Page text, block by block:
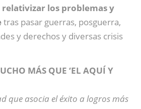
relativizar los problemas y
tras pasar guerras, posguerra,
y derechos y diversas crisis
MÁS QUE ‘EL AQUÍ Y
que asocia el éxito a logros más